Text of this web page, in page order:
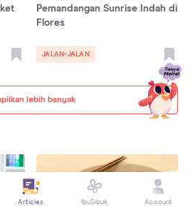
lebih banyak
Pemandangan Sunrise Indah di
Flores
JALAN-JALAN
Articles IbuSibuk Account